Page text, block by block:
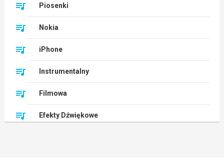
Piosenki
Nokia
iPhone
Instrumentalny
Filmowa
Efekty Dźwiękowe